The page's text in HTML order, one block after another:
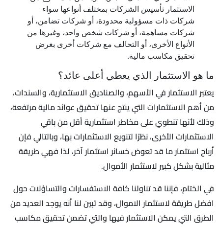
الاستثمار تأسيس الشركات بمختلف أنواعها سواء
شركات ذات مسؤولية محدودة، أو شركات تضامن، أو
شركات مساهمة، أو شركات شخص واحد، وغيرها من
الأنواع الأخرى، أو التحالف مع شركات أخرى بغرض
تحقيق مكاسب مالية.
ما هو الاستثمار الذي يعطي أعلى عائد؟
يعتبر الاستثمار في الأسهم، والصناديق الاستثمارية، والسندات،
من أهم الاستثمارات التي ينتج عنها تحقيق عوائد مالية مرتفعة،
وذلك لأنها تنطوي على مخاطر استثمارية أقل من باقي
الاستثمارات الأخرى، نظرًا لتنويع الاستثمارات بها، وبالتالي فإن
أرباح استثمار ما قد تعوض خسائر استثمار آخر، لذا فهي طريقة
مثالية بشكل كبير لاستثمار الأموال.
في الختام، فإننا قد تناولنا كافة الاستفسارات والتساؤلات حول
افضل طريقة لاستثمار الاموال، وقد تبين لنا أنه يوجد العديد من
الطرق التي يمكن الاستثمار فيها والتي تضمن تحقيق مكاسب